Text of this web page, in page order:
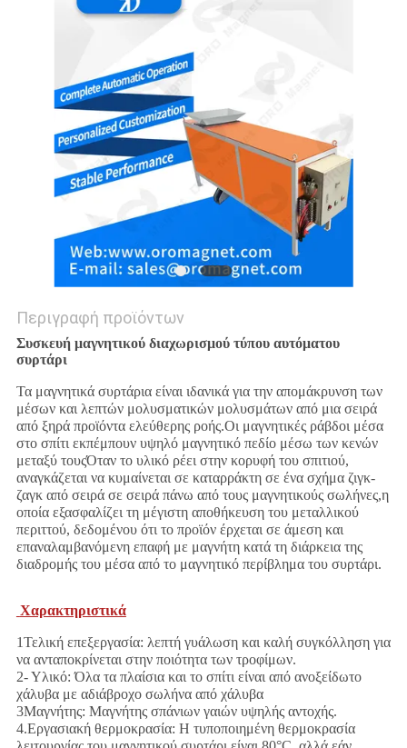
PRIVACY
Περιγραφή προϊόντων
Συσκευή μαγνητικού διαχωρισμού τύπου αυτόματου
συρτάρι
Τα μαγνητικά συρτάρια είναι ιδανικά για την απομάκρυνση των
μέσων και λεπτών μολυσματικών μολυσμάτων από μια σειρά
από ξηρά προϊόντα ελεύθερης ροής.Οι μαγνητικές ράβδοι μέσα
στο σπίτι εκπέμπουν υψηλό μαγνητικό πεδίο μέσω των κενών
μεταξύ τουςΌταν το υλικό ρέει στην κορυφή του σπιτιού,
αναγκάζεται να κυμαίνεται σε καταρράκτη σε ένα σχήμα ζιγκ-
ζαγκ από σειρά σε σειρά πάνω από τους μαγνητικούς σωλήνες,η
οποία εξασφαλίζει τη μέγιστη αποθήκευση του μεταλλικού
περιττού, δεδομένου ότι το προϊόν έρχεται σε άμεση και
επαναλαμβανόμενη επαφή με μαγνήτη κατά τη διάρκεια της
διαδρομής του μέσα από το μαγνητικό περίβλημα του συρτάρι.
Χαρακτηριστικά
1Τελική επεξεργασία: λεπτή γυάλωση και καλή συγκόλληση για
να ανταποκρίνεται στην ποιότητα των τροφίμων.
2- Υλικό: Όλα τα πλαίσια και το σπίτι είναι από ανοξείδωτο
χάλυβα με αδιάβροχο σωλήνα από χάλυβα
3Μαγνήτης: Μαγνήτης σπάνιων γαιών υψηλής αντοχής.
4.Εργασιακή θερμοκρασία: Η τυποποιημένη θερμοκρασία